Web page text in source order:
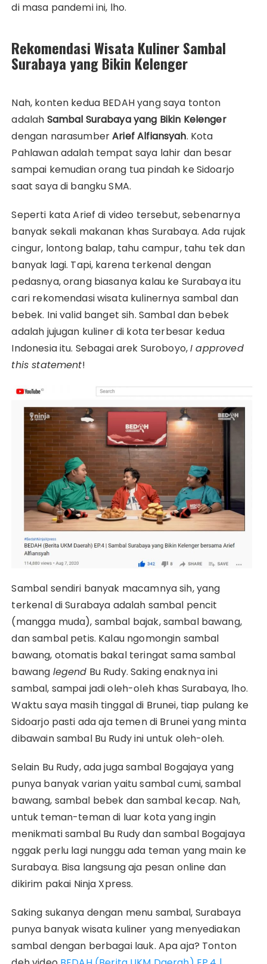
di masa pandemi ini, lho.
Rekomendasi Wisata Kuliner Sambal
Surabaya yang Bikin Kelenger
Nah, konten kedua BEDAH yang saya tonton
adalah Sambal Surabaya yang Bikin Kelenger
dengan narasumberArief Alfiansyah. Kota
Pahlawan adalah tempat saya lahir dan besar
sampai kemudian orang tua pindah ke Sidoarjo
saat saya di bangku SMA.
Seperti kata Arief di video tersebut, sebenarnya
banyak sekali makanan khas Surabaya. Ada rujak
cingur, lontong balap, tahu campur, tahu tek dan
banyak lagi. Tapi, karena terkenal dengan
pedasnya, orang biasanya kalau ke Surabaya itu
cari rekomendasi wisata kulinernya sambal dan
bebek. Ini valid banget sih. Sambal dan bebek
adalah jujugan kuliner di kota terbesar kedua
Indonesia itu. Sebagai arek Suroboyo,I approved
this statement!
Sambal sendiri banyak macamnya sih, yang
terkenal di Surabaya adalah sambal pencit
(mangga muda), sambal bajak, sambal bawang,
dan sambal petis. Kalau ngomongin sambal
bawang, otomatis bakal teringat sama sambal
bawang legend Bu Rudy. Saking enaknya ini
sambal, sampai jadi oleh-oleh khas Surabaya, lho.
Waktu saya masih tinggal di Brunei, tiap pulang ke
Sidoarjo pasti ada aja temen di Brunei yang minta
dibawain sambal Bu Rudy ini untuk oleh-oleh.
Selain Bu Rudy, ada juga sambal Bogajaya yang
punya banyak varian yaitu sambal cumi, sambal
bawang, sambal bebek dan sambal kecap. Nah,
untuk teman-teman di luar kota yang ingin
menikmati sambal Bu Rudy dan sambal Bogajaya
nggak perlu lagi nunggu ada teman yang main ke
Surabaya. Bisa langsung aja pesan online dan
dikirim pakai Ninja Xpress.
Saking sukanya dengan menu sambal, Surabaya
punya banyak wisata kuliner yang menyediakan
sambal dengan berbagai lauk. Apa aja? Tonton